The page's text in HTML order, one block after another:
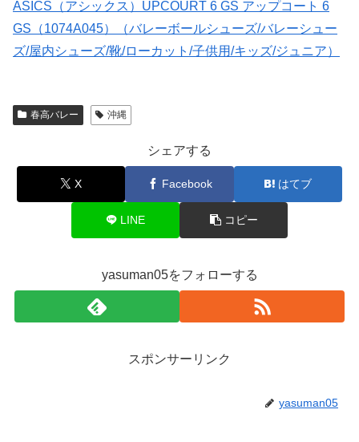
ASICS（アシックス）UPCOURT 6 GS アップコート 6
GS（1074A045）（バレーボールシューズ/バレーシュー
ズ/屋内シューズ/靴/ローカット/子供用/キッズ/ジュニア）
春高バレー 沖縄
シェアする
X Facebook はてブ
LINE コピー
yasuman05をフォローする
スポンサーリンク
yasuman05